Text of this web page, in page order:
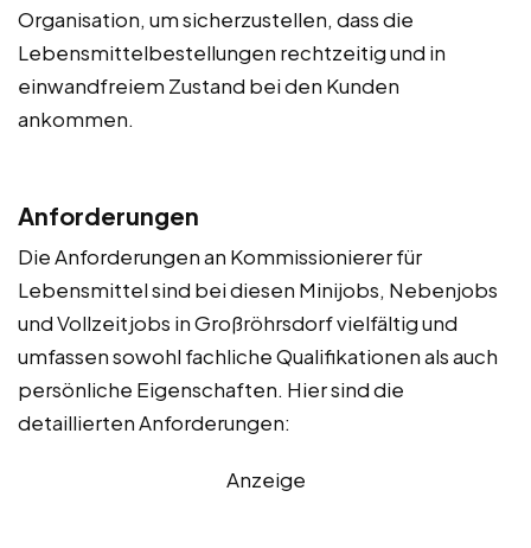
Organisation, um sicherzustellen, dass die
Lebensmittelbestellungen rechtzeitig und in
einwandfreiem Zustand bei den Kunden
ankommen.
Anforderungen
Die Anforderungen an Kommissionierer für
Lebensmittel sind bei diesen Minijobs, Nebenjobs
und Vollzeitjobs in Großröhrsdorf vielfältig und
umfassen sowohl fachliche Qualifikationen als auch
persönliche Eigenschaften. Hier sind die
detaillierten Anforderungen:
Anzeige